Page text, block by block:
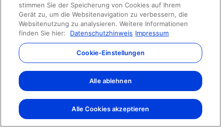
stimmen Sie der Speicherung von Cookies auf Ihrem
Gerät zu, um die Websitenavigation zu verbessern, die
Websitenutzung zu analysieren. Weitere Informationen
finden Sie hier:
Datenschutzhinweis Impressum
Cookie-Einstellungen
Alle ablehnen
Alle Cookies akzeptieren